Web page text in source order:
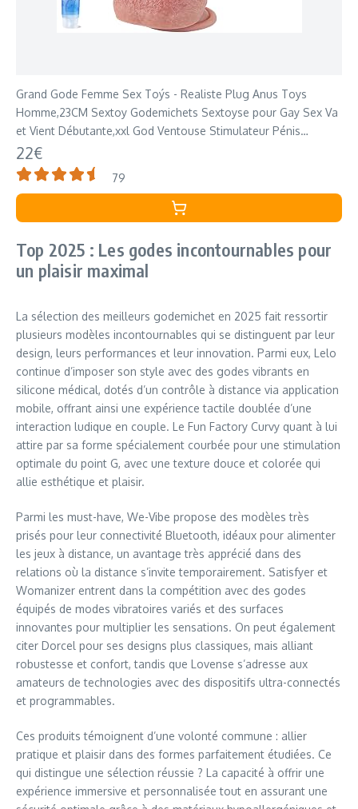
Grand Gode Femme Sex Toýs - Realiste Plug Anus Toys
Homme,23CM Sextoy Godemichets Sextoyse pour Gay Sex Va
et Vient Débutante,xxl God Ventouse Stimulateur Pénis
Clitoridienne Anal,Penisse Silicone
22€
79
Top 2025 : Les godes incontournables pour
un plaisir maximal
La sélection des meilleurs godemichet en 2025 fait ressortir
plusieurs modèles incontournables qui se distinguent par leur
design, leurs performances et leur innovation. Parmi eux, Lelo
continue d’imposer son style avec des godes vibrants en
silicone médical, dotés d’un contrôle à distance via application
mobile, offrant ainsi une expérience tactile doublée d’une
interaction ludique en couple. Le Fun Factory Curvy quant à lui
attire par sa forme spécialement courbée pour une stimulation
optimale du point G, avec une texture douce et colorée qui
allie esthétique et plaisir.
Parmi les must-have, We-Vibe propose des modèles très
prisés pour leur connectivité Bluetooth, idéaux pour alimenter
les jeux à distance, un avantage très apprécié dans des
relations où la distance s’invite temporairement. Satisfyer et
Womanizer entrent dans la compétition avec des godes
équipés de modes vibratoires variés et des surfaces
innovantes pour multiplier les sensations. On peut également
citer Dorcel pour ses designs plus classiques, mais alliant
robustesse et confort, tandis que Lovense s’adresse aux
amateurs de technologies avec des dispositifs ultra-connectés
et programmables.
Ces produits témoignent d’une volonté commune : allier
pratique et plaisir dans des formes parfaitement étudiées. Ce
qui distingue une sélection réussie ? La capacité à offrir une
expérience immersive et personnalisée tout en assurant une